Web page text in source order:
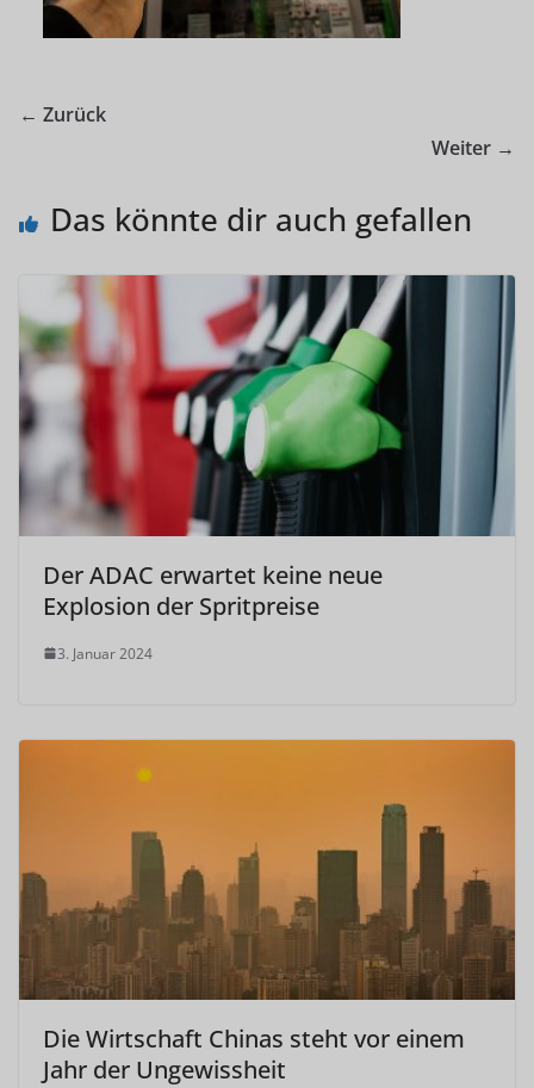
← Zurück
Weiter →
Das könnte dir auch gefallen
Der ADAC erwartet keine neue
Explosion der Spritpreise
3. Januar 2024
Die Wirtschaft Chinas steht vor einem
Jahr der Ungewissheit